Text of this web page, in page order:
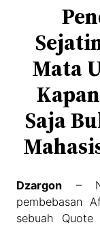
Mata
Saja
Dzargon –
pembebasan
sebuah